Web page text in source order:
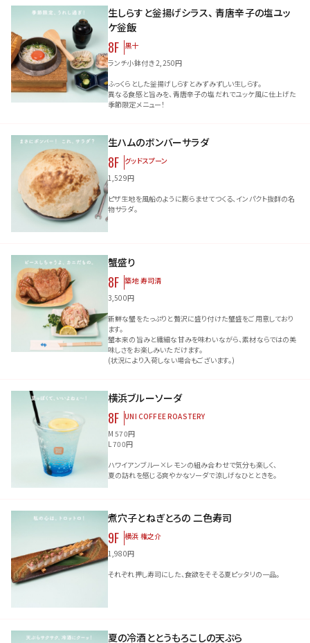
生しらすと釡揚げシラス、 青唐辛子の塩ユッ
ケ釡飯
8F 黒十
ランチ小鉢付き 2,250円
ふっくらとした釡揚げしらすとみずみずしい生しらす。
異なる食感と旨みを、青唐辛子の塩だれでユッケ風に仕上げた
季節限定メニュー！
生ハムのボンバーサラダ
8F グッドスプーン
1,529円
ピザ生地を風船のように膨らませてつくる、インパクト抜群の名
物サラダ。
蟹盛り
8F 築地 寿司清
3,500円
新鮮な蟹をたっぷりと贅沢に盛り付けた蟹盛をご用意しており
ます。
蟹本来の旨みと繊細な甘みを味わいながら、素材ならではの美
味しさをお楽しみいただけます。
(状況により入荷しない場合もございます。)
横浜ブルーソーダ
8F UNI COFFEE ROASTERY
M 570円
L 700円
ハワイアンブルー×レモンの組み合わせで気分も楽しく、
夏の訪れを感じる爽やかなソーダで涼しげなひとときを。
煮穴子とねぎとろの 二色寿司
9F 横浜 権之介
1,980円
それぞれ押し寿司にした、食欲をそそる夏ピッタリの一品。
夏の冷酒ととうもろこしの天ぷら